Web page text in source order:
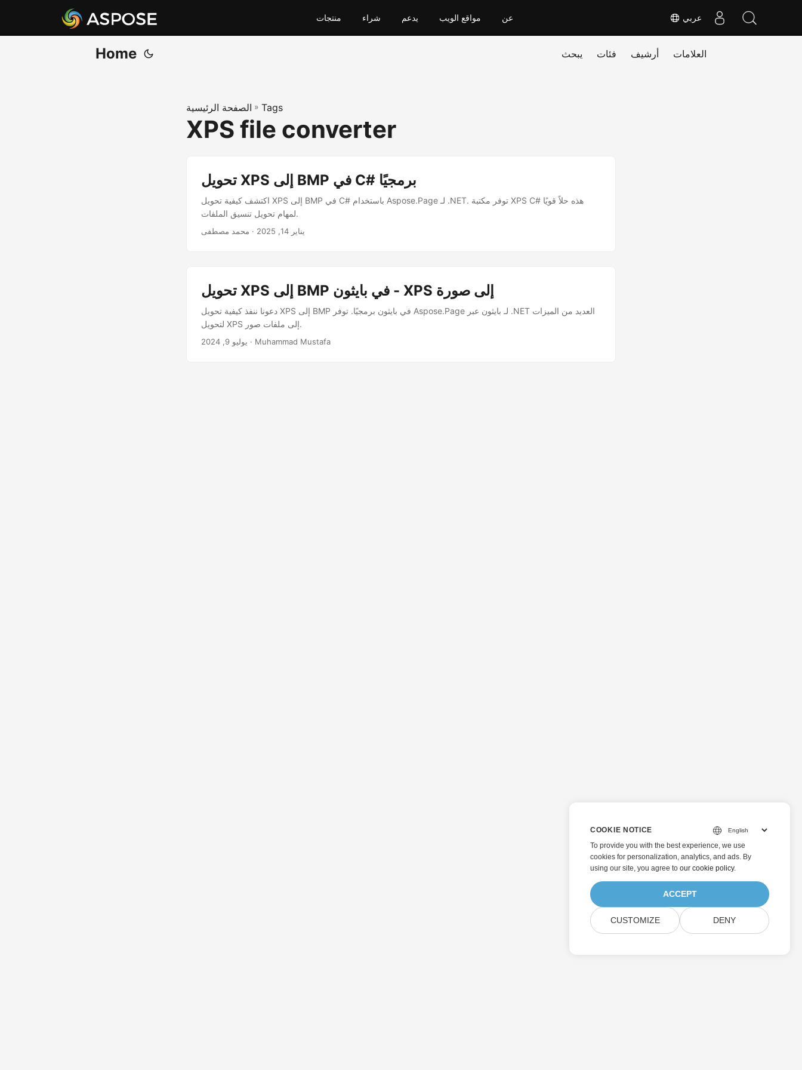
عربي منتجات شراء يدعم مواقع الويب عن
Home يبحث فئات أرشيف العلامات
الصفحة الرئيسية » Tags
XPS file converter
تحويل XPS إلى BMP في C# برمجيًا
اكتشف كيفية تحويل XPS إلى BMP في C# باستخدام Aspose.Page لـ .NET. توفر مكتبة XPS C# هذه حلاً قويًا
لمهام تحويل تنسيق الملفات.
يناير 14, 2025 · محمد مصطفى
تحويل XPS إلى BMP في بايثون - XPS إلى صورة
دعونا ننفذ كيفية تحويل XPS إلى BMP في بايثون برمجيًا. توفر Aspose.Page لـ بايثون عبر .NET العديد من الميزات
لتحويل XPS إلى ملفات صور.
يوليو 9, 2024 · Muhammad Mustafa
COOKIE NOTICE
To provide you with the best experience, we use
cookies for personalization, analytics, and ads. By
using our site, you agree to our cookie policy.
ACCEPT
CUSTOMIZE DENY